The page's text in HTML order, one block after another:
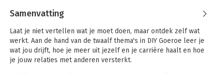
Samenvatting
Laat je niet vertellen wat je moet doen, maar ontdek zelf wat
werkt. Aan de hand van de twaalf thema's in DIY Goeroe leer je
wat jou drijft, hoe je meer uit jezelf en je carrière haalt en hoe
je jouw relaties met anderen versterkt.